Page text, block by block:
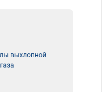
выхлопной